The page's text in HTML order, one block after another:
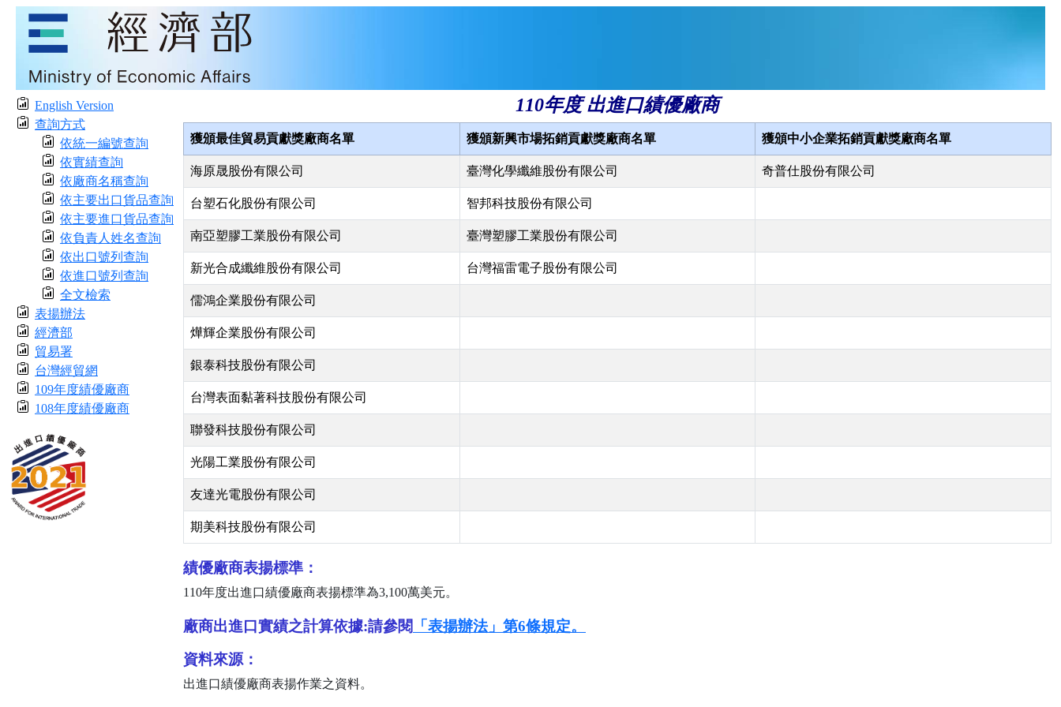
English Version
查詢方式
依統一編號查詢
依實績查詢
依廠商名稱查詢
依主要出口貨品查詢
依主要進口貨品查詢
依負責人姓名查詢
依出口號列查詢
依進口號列查詢
全文檢索
表揚辦法
經濟部
貿易署
台灣經貿網
109年度績優廠商
108年度績優廠商
110年度 出進口績優廠商
獲頒最佳貿易貢獻獎廠商名單 獲頒新興市場拓銷貢獻獎廠商名單 獲頒中小企業拓銷貢獻獎廠商名單
海原晟股份有限公司 臺灣化學纖維股份有限公司 奇普仕股份有限公司
台塑石化股份有限公司 智邦科技股份有限公司
南亞塑膠工業股份有限公司 臺灣塑膠工業股份有限公司
新光合成纖維股份有限公司 台灣福雷電子股份有限公司
儒鴻企業股份有限公司
燁輝企業股份有限公司
銀泰科技股份有限公司
台灣表面黏著科技股份有限公司
聯發科技股份有限公司
光陽工業股份有限公司
友達光電股份有限公司
期美科技股份有限公司
績優廠商表揚標準：
110年度出進口績優廠商表揚標準為3,100萬美元。
廠商出進口實績之計算依據:請參閱 「表揚辦法」第6條規定。
資料來源：
出進口績優廠商表揚作業之資料。